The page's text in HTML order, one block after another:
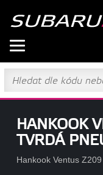
HANKOOK
TVRDÁ
Hankook Ventus